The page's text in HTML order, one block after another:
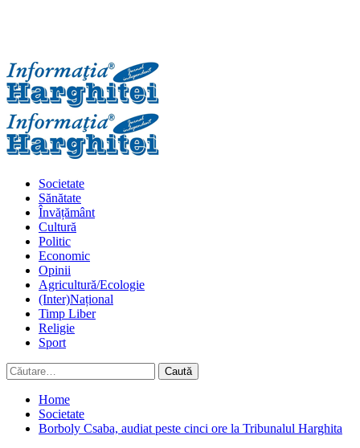
Primary
Menu
Societate
Sănătate
Învățământ
Cultură
Politic
Economic
Opinii
Agricultură/Ecologie
(Inter)Național
Timp Liber
Religie
Sport
Caută
după:
Home
Societate
Borboly Csaba, audiat peste cinci ore la Tribunalul Harghita